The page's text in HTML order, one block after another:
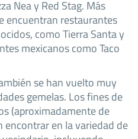
Nea y Red Stag. Más
encuentran restaurantes
como Tierra Santa y
mexicanos como Taco
se han vuelto muy
gemelas. Los fines de
(aproximadamente de
encontrar en la variedad de